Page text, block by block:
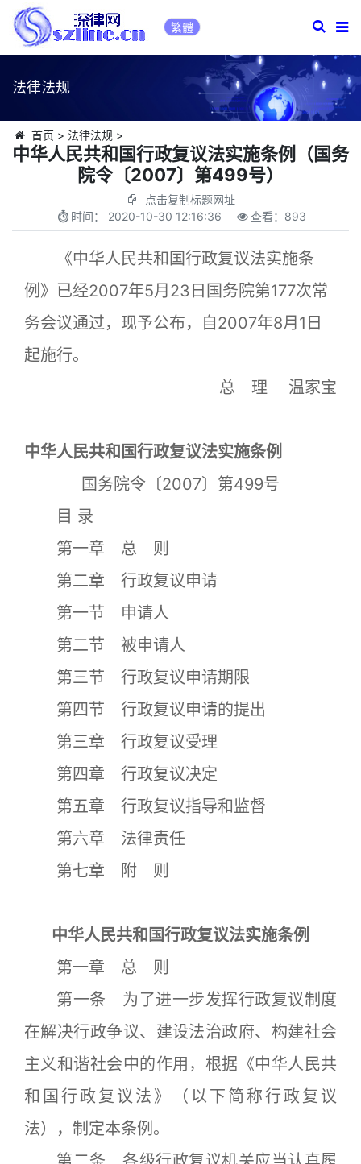
繁體
法律法规
首页 > 法律法规 >
中华人民共和国行政复议法实施条例（国务
院令〔2007〕第499号）
点击复制标题网址
时间： 2020-10-30 12:16:36 查看： 893
《中华人民共和国行政复议法实施条
例》已经2007年5月23日国务院第177次常
务会议通过，现予公布，自2007年8月1日
起施行。
总 理 温家宝
中华人民共和国行政复议法实施条例
国务院令〔2007〕第499号
目 录
第一章 总 则
第二章 行政复议申请
第一节 申请人
第二节 被申请人
第三节 行政复议申请期限
第四节 行政复议申请的提出
第三章 行政复议受理
第四章 行政复议决定
第五章 行政复议指导和监督
第六章 法律责任
第七章 附 则
中华人民共和国行政复议法实施条例
第一章 总 则
第一条 为了进一步发挥行政复议制度
在解决行政争议、建设法治政府、构建社会
主义和谐社会中的作用，根据《中华人民共
和国行政复议法》（以下简称行政复议
法），制定本条例。